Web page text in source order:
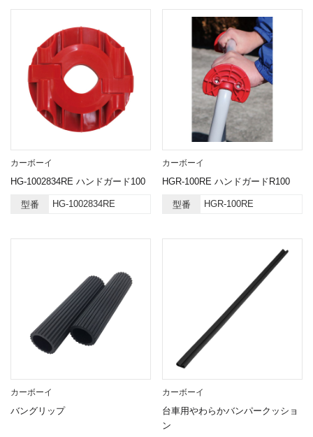
カーボーイ
HG-1002834RE ハンドガード100
型番 HG-1002834RE
カーボーイ
HGR-100RE ハンドガードR100
型番 HGR-100RE
カーボーイ
バングリップ
カーボーイ
台車用やわらかバンパークッショ
ン